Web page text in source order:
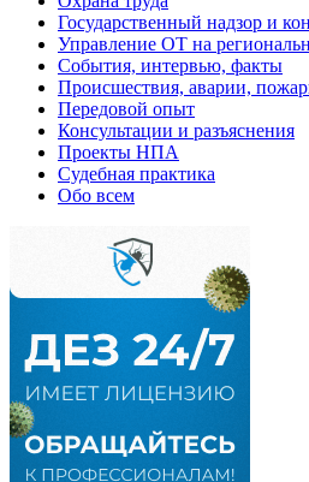
Государственный надзор и
Управление ОТ на
События, интервью, факты
Происшествия, аварии,
Передовой опыт
Консультации и разъяснения
Проекты НПА
Судебная практика
Обо всем